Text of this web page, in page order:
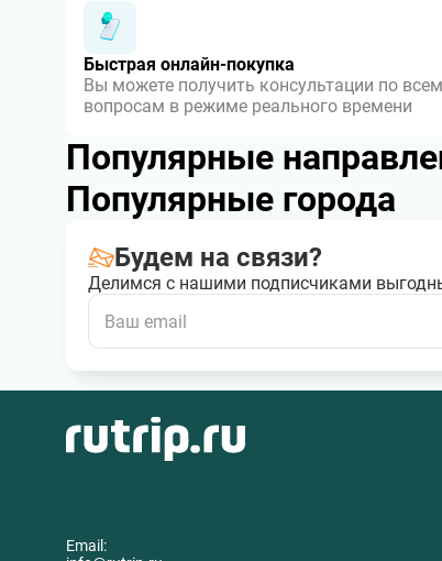
Быстрая онлайн-покупка
Вы можете получить консультации по всем
вопросам в режиме реального времени
Популярные
Популярные города
Будем на связи?
Делимся с нашими подписчиками
Email: